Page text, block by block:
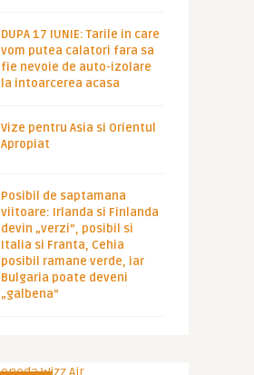
DUPA 17 IUNIE: Tarile in care
vom putea calatori fara sa
fie nevoie de auto-izolare
la intoarcerea acasa
Vize pentru Asia si Orientul
Apropiat
Posibil de saptamana
viitoare: Irlanda si Finlanda
devin „verzi”, posibil si
Italia si Franta, Cehia
posibil ramane verde, iar
Bulgaria poate deveni
„galbena”